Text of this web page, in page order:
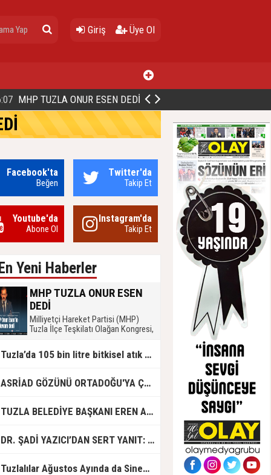
Giriş Üye Ol
GÖZÜNÜ ORTADOĞU'YA ÇEVİRDİ
Facebook'ta
Beğen
Twitter'da
Takip Et
Youtube'da
Abone Ol
Instagram'da
Takip Et
En Yeni Haberler
MHP TUZLA ONUR ESEN
DEDİ
Milliyetçi Hareket Partisi (MHP)
Tuzla İlçe Teşkilatı Olağan Kongresi,
coşkulu bir katılımla gerçekleştirildi.
Tek listeyle gidilen seçimde mevcut
delegelerin güvenini bir kez daha
kazanarak MHP Tuzla İlçe
Tuzla’da 105 bin litre bitkisel atık yağ toplandı
ASRİAD GÖZÜNÜ ORTADOĞU'YA ÇEVİRDİ
TUZLA BELEDİYE BAŞKANI EREN ALİ BİNGÖL’DEN İBB’YE SORULAR: "O ZAMAN NEDEN GÖRMEDİNİZ?
DR. ŞADİ YAZICI’DAN SERT YANIT: "TUZLA’YA YÖNELİK KİN VE HIRSIN TUTARSIZLIKLAR MANZUMESİ"
Tuzlalılar Ağustos Ayında da Sinemaya Doyacak